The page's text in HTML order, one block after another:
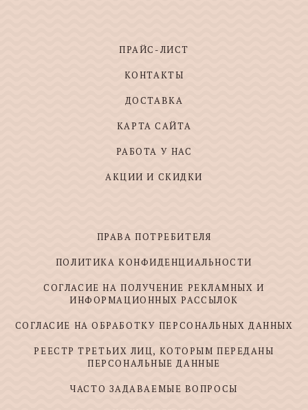
ПРАЙС-ЛИСТ
КОНТАКТЫ
ДОСТАВКА
КАРТА САЙТА
РАБОТА У НАС
АКЦИИ И СКИДКИ
ПРАВА ПОТРЕБИТЕЛЯ
ПОЛИТИКА КОНФИДЕНЦИАЛЬНОСТИ
СОГЛАСИЕ НА ПОЛУЧЕНИЕ РЕКЛАМНЫХ И
ИНФОРМАЦИОННЫХ РАССЫЛОК
СОГЛАСИЕ НА ОБРАБОТКУ ПЕРСОНАЛЬНЫХ ДАННЫХ
РЕЕСТР ТРЕТЬИХ ЛИЦ, КОТОРЫМ ПЕРЕДАНЫ
ПЕРСОНАЛЬНЫЕ ДАННЫЕ
ЧАСТО ЗАДАВАЕМЫЕ ВОПРОСЫ